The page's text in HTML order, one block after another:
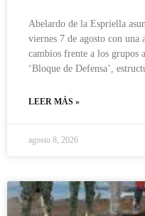
Abelardo de la Espriella
viernes 7 de agosto con una
cambios frente a los grupos
‘Bloque de Defensa’,
LEER MÁS »
agosto 8, 2026